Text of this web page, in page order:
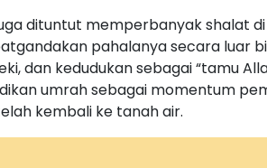
dituntut memperbanyak shalat
pahalanya secara luar
dan kedudukan sebagai “tamu
umrah sebagai momentum
kembali ke tanah air.